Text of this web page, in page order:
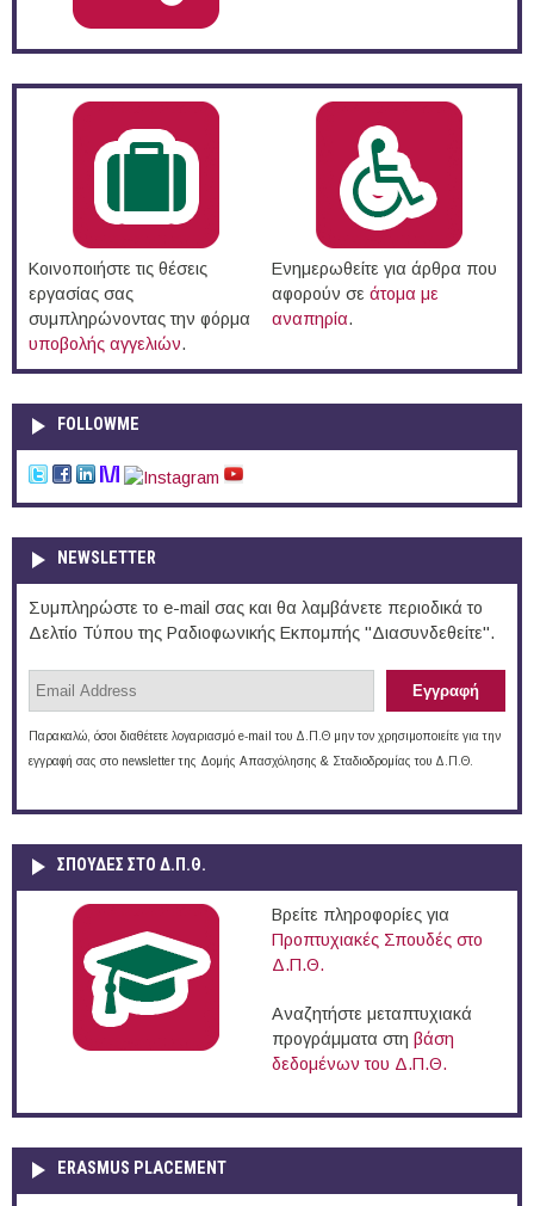
Κοινοποιήστε τις θέσεις
εργασίας σας
συμπληρώνοντας την φόρμα
υποβολής αγγελιών.
Ενημερωθείτε για άρθρα που
αφορούν σε άτομα με
αναπηρία.
FOLLOWME
NEWSLETTER
Συμπληρώστε το e-mail σας και θα λαμβάνετε περιοδικά το
Δελτίο Τύπου της Ραδιοφωνικής Εκπομπής "Διασυνδεθείτε".
Παρακαλώ, όσοι διαθέτετε λογαριασμό e-mail του Δ.Π.Θ μην τον χρησιμοποιείτε για την
εγγραφή σας στο newsletter της Δομής Απασχόλησης & Σταδιοδρομίας του Δ.Π.Θ.
ΣΠΟΥΔΈΣ ΣΤΟ Δ.Π.Θ.
Βρείτε πληροφορίες για
Προπτυχιακές Σπουδές στο
Δ.Π.Θ.
Αναζητήστε μεταπτυχιακά
προγράμματα στη βάση
δεδομένων του Δ.Π.Θ.
ERASMUS PLACEMENT